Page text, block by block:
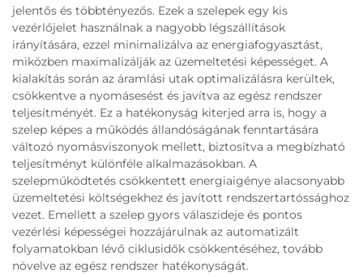
jelentős és többtényezős. Ezek a szelepek egy kis
vezérlőjelet használnak a nagyobb légszállítások
irányítására, ezzel minimalizálva az energiafogyasztást,
miközben maximalizálják az üzemeltetési képességet. A
kialakítás során az áramlási utak optimalizálásra kerültek,
csökkentve a nyomásesést és javítva az egész rendszer
teljesítményét. Ez a hatékonyság kiterjed arra is, hogy a
szelep képes a működés állandóságának fenntartására
változó nyomásviszonyok mellett, biztosítva a megbízható
teljesítményt különféle alkalmazásokban. A
szelepműködtetés csökkentett energiaigénye alacsonyabb
üzemeltetési költségekhez és javított rendszertartóssághoz
vezet. Emellett a szelep gyors válaszideje és pontos
vezérlési képességei hozzájárulnak az automatizált
folyamatokban lévő ciklusidők csökkentéséhez, tovább
növelve az egész rendszer hatékonyságát.